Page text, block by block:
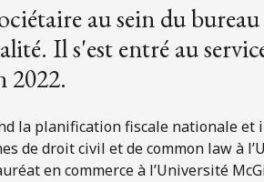
au sein du
Il s'est entré au
2022.
la planification fiscale nationale
de droit civil et de common law à
en commerce à l’Université